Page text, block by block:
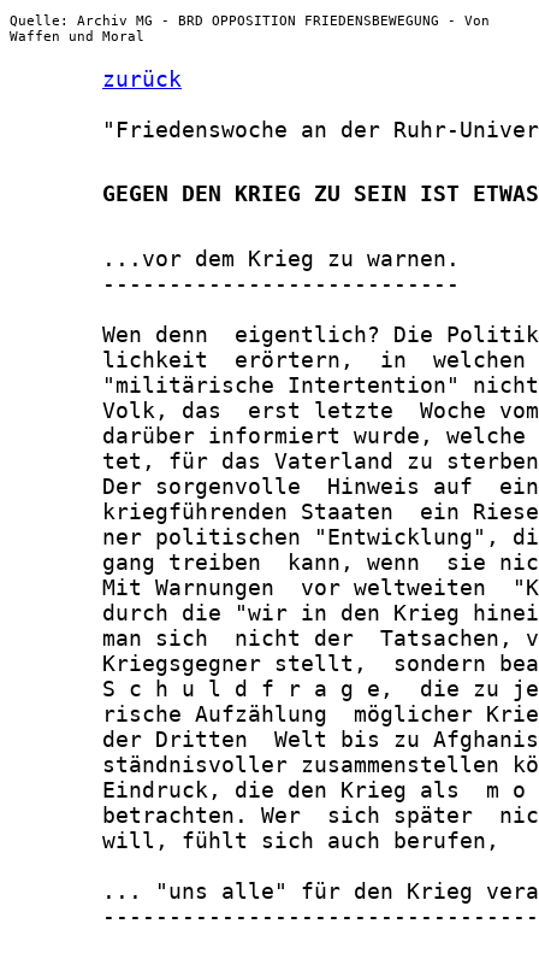
Quelle: Archiv MG - BRD OPPOSITION FRIEDENSBEWEGUNG - Von
Waffen und Moral
zurück
"Friedenswoche an der Ruhr-
GEGEN DEN KRIEG ZU SEIN IST
       ...vor dem Krieg zu warnen.
       ---------------------------
Wen denn  eigentlich? Die
lichkeit  erörtern,  in
"militärische Intertention"
Volk, das  erst letzte  Woche
darüber informiert wurde,
tet, für das Vaterland zu
Der sorgenvolle  Hinweis auf
kriegführenden Staaten  ein
ner politischen "Entwicklung",
gang treiben  kann, wenn  sie
Mit Warnungen  vor weltweiten
durch die "wir in den Krieg
man sich  nicht der  Tatsachen,
Kriegsgegner stellt,  sondern
S c h u l d f r a g e,  die zu
rische Aufzählung  möglicher
der Dritten  Welt bis zu
ständnisvoller zusammenstellen
Eindruck, die den Krieg als  m
betrachten. Wer  sich später
       will, fühlt sich auch berufen,
... "uns alle" für den Krieg